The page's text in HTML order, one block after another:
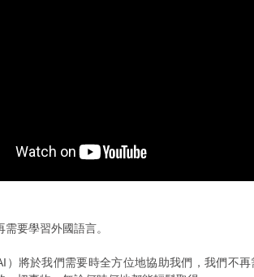
要學習外國語言。
）將於我們需要時全方位地協助我們，我們不